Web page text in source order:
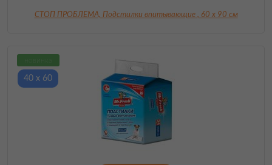
СТОП ПРОБЛЕМА, Подстилки впитывающие , 60 х 90 см
40 х 60